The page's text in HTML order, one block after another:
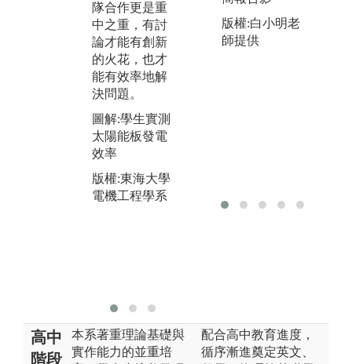
隊合作更是重
中之重，有討
論才能有創新
的火花，也才
能有效率地解
決問題。
圖解:學生實測
太陽能板發電
效率
版權:東海大學
電機工程學系
製造技術，聽
聽來自產業的
聲音與需求，
版權:白小明老
師提供
高中
階段
本系著重理論基礎與
實作能力的並重培
配合高中教育進度，
循序漸進奠定英文、